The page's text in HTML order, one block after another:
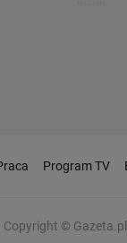
Program TV
Copyright © Gazeta.pl